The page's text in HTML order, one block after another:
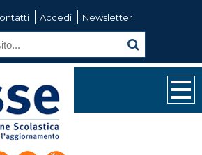
Accedi Newsletter